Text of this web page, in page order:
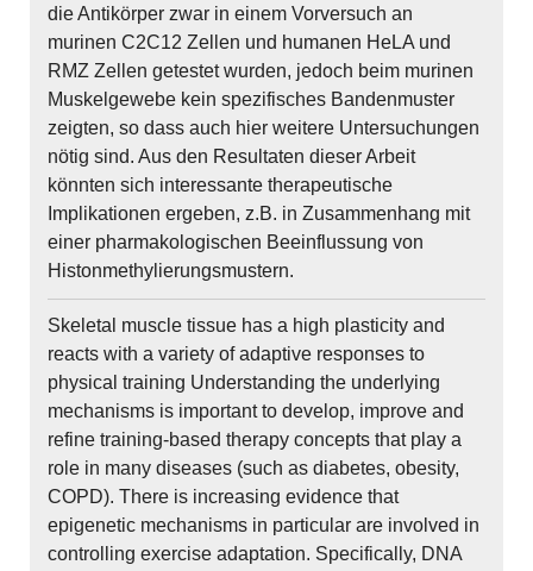
die Antikörper zwar in einem Vorversuch an
murinen C2C12 Zellen und humanen HeLA und
RMZ Zellen getestet wurden, jedoch beim murinen
Muskelgewebe kein spezifisches Bandenmuster
zeigten, so dass auch hier weitere Untersuchungen
nötig sind. Aus den Resultaten dieser Arbeit
könnten sich interessante therapeutische
Implikationen ergeben, z.B. in Zusammenhang mit
einer pharmakologischen Beeinflussung von
Histonmethylierungsmustern.
Skeletal muscle tissue has a high plasticity and
reacts with a variety of adaptive responses to
physical training Understanding the underlying
mechanisms is important to develop, improve and
refine training-based therapy concepts that play a
role in many diseases (such as diabetes, obesity,
COPD). There is increasing evidence that
epigenetic mechanisms in particular are involved in
controlling exercise adaptation. Specifically, DNA